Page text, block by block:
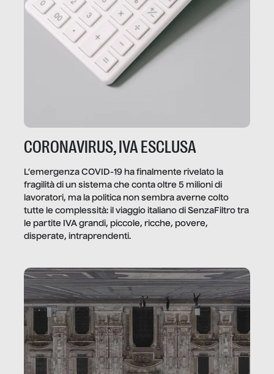
CORONAVIRUS, IVA ESCLUSA
L’emergenza COVID-19 ha finalmente rivelato la
fragilità di un sistema che conta oltre 5 milioni di
lavoratori, ma la politica non sembra averne colto
tutte le complessità: il viaggio italiano di SenzaFiltro tra
le partite IVA grandi, piccole, ricche, povere,
disperate, intraprendenti.